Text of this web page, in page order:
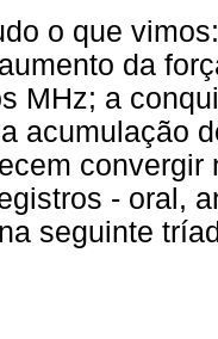
o que
da
MHz; a
acumulação
- oral,
seguinte